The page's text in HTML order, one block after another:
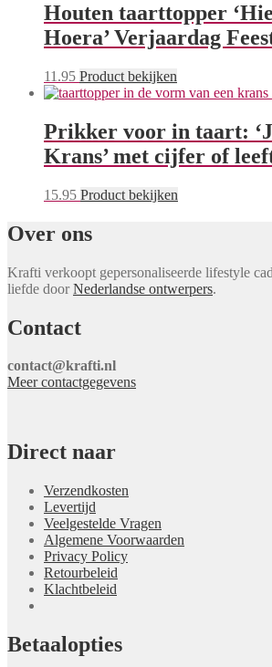
Houten taarttopper
Hoera’ Verjaardag
11.95 Product bekijken
Prikker voor in taart:
Krans’ met cijfer of
15.95 Product bekijken
Over ons
Krafti verkoopt gepersonaliseerde lifestyle
liefde doorNederlandse ontwerpers.
Contact
contact@krafti.nl
Meer contactgegevens
Direct naar
Verzendkosten
Levertijd
Veelgestelde Vragen
Algemene Voorwaarden
Privacy Policy
Retourbeleid
Klachtbeleid
Betaalopties